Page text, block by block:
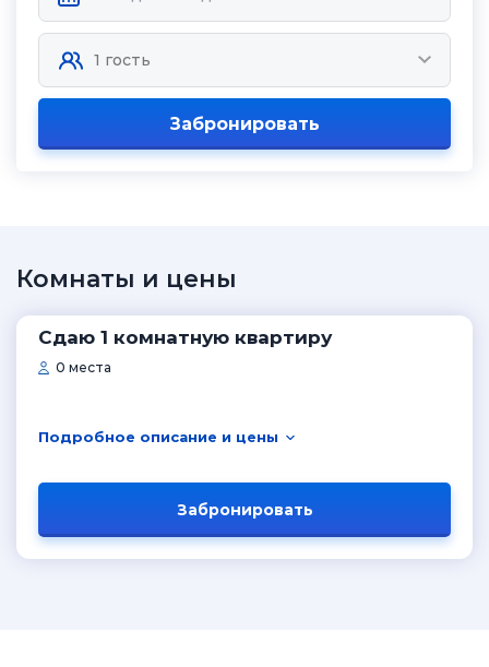
Забронировать
Комнаты и цены
Сдаю 1 комнатную квартиру
0 места
Подробное описание и цены
Забронировать